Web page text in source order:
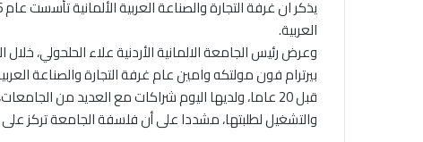
العربية.
وعرض رئيس الجامعة الالمانية الأردنية علاء الحلحولي،
بيرترام فون مولتكه وامين عام غرفة التجارة والصناعة
والتشغيل لطلبتها، مشددا على أن فلسفة الجامعة تركز على